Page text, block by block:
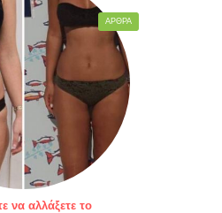
να αλλάξετε το
ΆΡΘΡΑ